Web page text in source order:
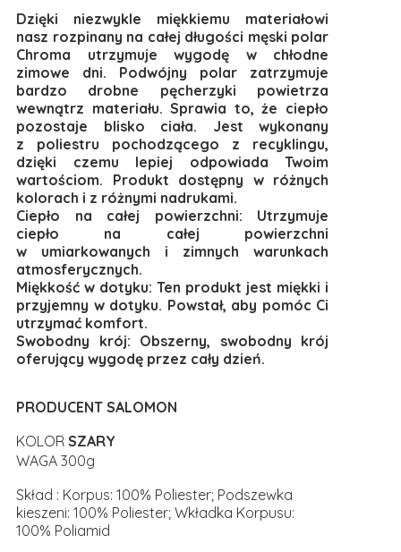
Dzięki niezwykle miękkiemu materiałowi
nasz rozpinany na całej długości męski polar
Chroma utrzymuje wygodę w chłodne
zimowe dni. Podwójny polar zatrzymuje
bardzo drobne pęcherzyki powietrza
wewnątrz materiału. Sprawia to, że ciepło
pozostaje blisko ciała. Jest wykonany
z poliestru pochodzącego z recyklingu,
dzięki czemu lepiej odpowiada Twoim
wartościom. Produkt dostępny w różnych
kolorach i z różnymi nadrukami.
Ciepło na całej powierzchni: Utrzymuje
ciepło na całej powierzchni
w umiarkowanych i zimnych warunkach
atmosferycznych.
Miękkość w dotyku: Ten produkt jest miękki i
przyjemny w dotyku. Powstał, aby pomóc Ci
utrzymać komfort.
Swobodny krój: Obszerny, swobodny krój
oferujący wygodę przez cały dzień.
PRODUCENT SALOMON
KOLOR SZARY
WAGA 300g
Skład : Korpus: 100% Poliester; Podszewka
kieszeni: 100% Poliester; Wkładka Korpusu:
100% Poliamid